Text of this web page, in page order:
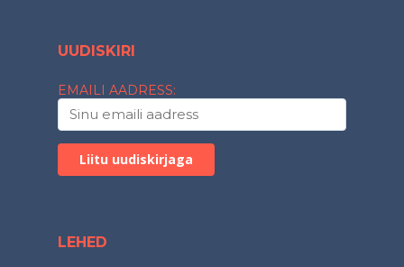
UUDISKIRI
EMAILI AADRESS:
LEHED